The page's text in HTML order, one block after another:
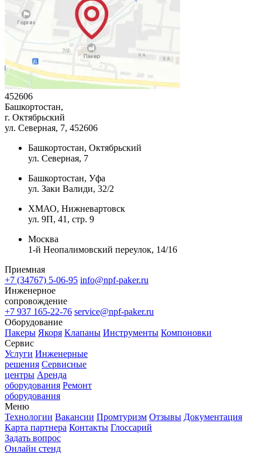
452606
Башкортостан,
г. Октябрьский
ул. Северная, 7, 452606
Башкортостан, Октябрьский
ул. Северная, 7
Башкортостан, Уфа
ул. Заки Валиди, 32/2
ХМАО, Нижневартовск
ул. 9П, 41, стр. 9
Москва
1-й Неопалимовский переулок, 14/16
Приемная
+7 (34767) 5-06-95 info@npf-paker.ru
Инженерное
сопровождение
+7 937 165-22-76 service@npf-paker.ru
Оборудование
Пакеры Якоря Клапаны Инструменты Компоновки
Сервис
Услуги Инженерные
решения Сервисные
центры Аренда
оборудования Ремонт
оборудования
Меню
Технологии Вакансии Промтуризм Отзывы Документация
Карта партнера Контакты Глоссарий
Задать вопрос
Онлайн стенд